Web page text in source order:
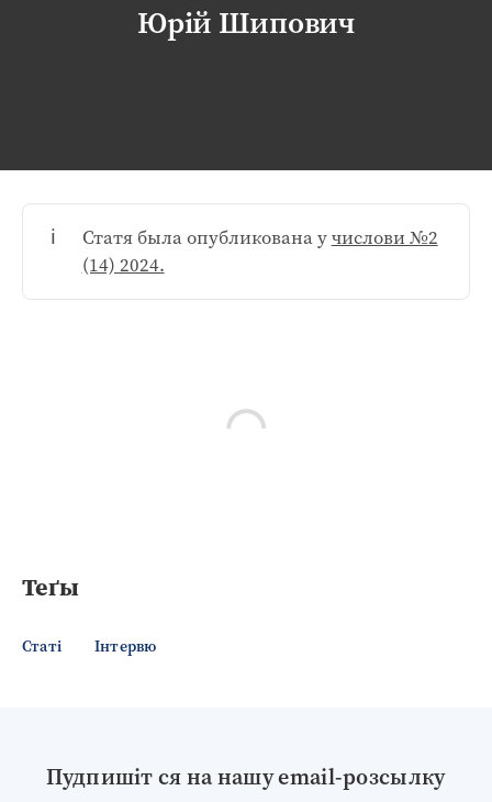
Юрій Шипович
ℹ️ Статя была опубликована учислови №2
(14) 2024.
Теґы
Статі Інтервю
Пудпишіт ся на нашу email-розсылку